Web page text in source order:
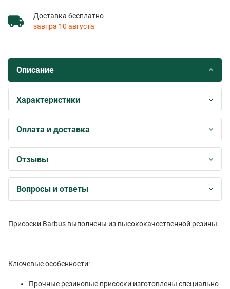
Доставка бесплатно
завтра 10 августа
Описание
Характеристики
Оплата и доставка
Отзывы
Вопросы и ответы
Присоски Barbus выполнены из высококачественной резины.
Ключевые особенности:
Прочные резиновые присоски изготовлены специально